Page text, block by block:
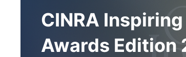
CINRA Inspiring
Awards Edition